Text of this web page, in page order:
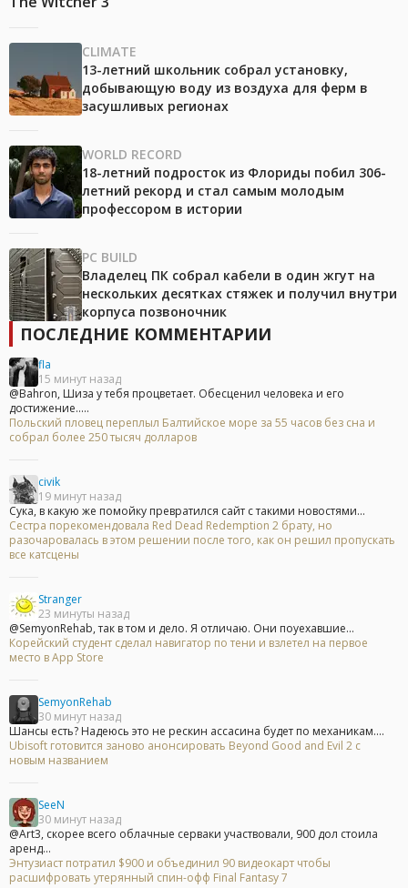
CLIMATE
13-летний школьник собрал установку,
добывающую воду из воздуха для ферм в
засушливых регионах
WORLD RECORD
18-летний подросток из Флориды побил 306-
летний рекорд и стал самым молодым
профессором в истории
PC BUILD
Владелец ПК собрал кабели в один жгут на
нескольких десятках стяжек и получил внутри
корпуса позвоночник
ПОСЛЕДНИЕ КОММЕНТАРИИ
fla
15 минут назад
@Bahron, Шиза у тебя процветает. Обесценил человека и его
достижение.....
Польский пловец переплыл Балтийское море за 55 часов без сна и
собрал более 250 тысяч долларов
civik
19 минут назад
Сука, в какую же помойку превратился сайт с такими новостями...
Сестра порекомендовала Red Dead Redemption 2 брату, но
разочаровалась в этом решении после того, как он решил пропускать
все катсцены
Stranger
23 минуты назад
@SemyonRehab, так в том и дело. Я отличаю. Они поуехавшие...
Корейский студент сделал навигатор по тени и взлетел на первое
место в App Store
SemyonRehab
30 минут назад
Шансы есть? Надеюсь это не рескин ассасина будет по механикам....
Ubisoft готовится заново анонсировать Beyond Good and Evil 2 с
новым названием
SeeN
30 минут назад
@Art3, скорее всего облачные серваки участвовали, 900 дол стоила
аренд...
Энтузиаст потратил $900 и объединил 90 видеокарт чтобы
расшифровать утерянный спин-офф Final Fantasy 7